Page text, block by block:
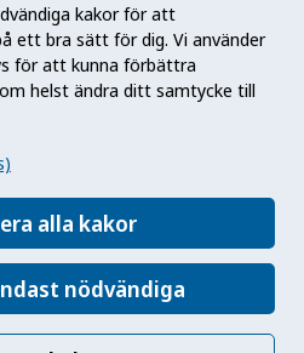
kakor för att
ett bra sätt för dig. Vi använder
för att kunna förbättra
helst ändra ditt samtycke till
alla kakor
nödvändiga
(Fohm) är en nationell
arbetar för en bättre
genom att
ohälsa och skydda mot
folkhälsa som stärker